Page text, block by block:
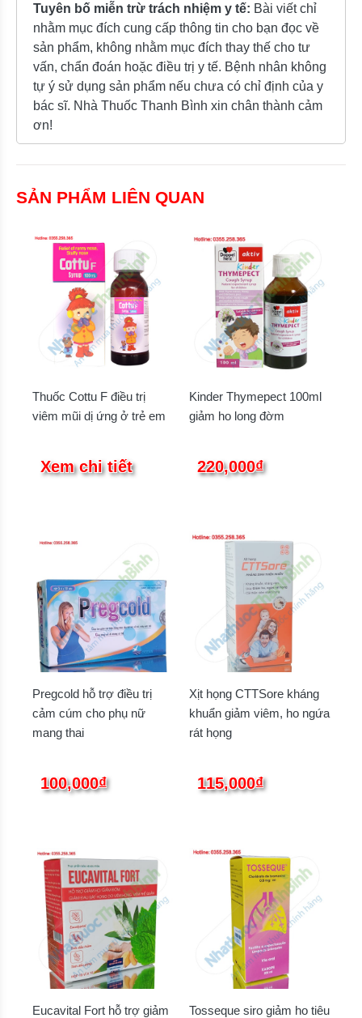
Tuyên bố miễn trừ trách nhiệm y tế: Bài viết chỉ
nhằm mục đích cung cấp thông tin cho bạn đọc về
sản phẩm, không nhằm mục đích thay thế cho tư
vấn, chẩn đoán hoặc điều trị y tế. Bệnh nhân không
tự ý sử dụng sản phẩm nếu chưa có chỉ định của y
bác sĩ. Nhà Thuốc Thanh Bình xin chân thành cảm
ơn!
SẢN PHẨM LIÊN QUAN
Thuốc Cottu F điều trị
viêm mũi dị ứng ở trẻ em
Xem chi tiết
Kinder Thymepect 100ml
giảm ho long đờm
220,000₫
Pregcold hỗ trợ điều trị
cảm cúm cho phụ nữ
mang thai
100,000₫
Xịt họng CTTSore kháng
khuẩn giảm viêm, ho ngứa
rát họng
115,000₫
Eucavital Fort hỗ trợ giảm
Tosseque siro giảm ho tiêu